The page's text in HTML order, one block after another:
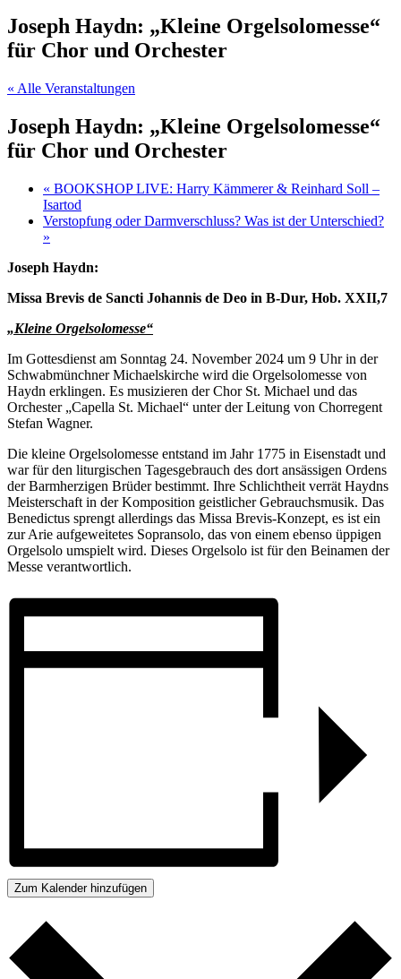
Joseph Haydn: „Kleine Orgelsolomesse“
für Chor und Orchester
« Alle Veranstaltungen
Joseph Haydn: „Kleine Orgelsolomesse“
für Chor und Orchester
« BOOKSHOP LIVE: Harry Kämmerer & Reinhard Soll –
Isartod
Verstopfung oder Darmverschluss? Was ist der Unterschied?
»
Joseph Haydn:
Missa Brevis de Sancti Johannis de Deo in B-Dur, Hob. XXII,7
„Kleine Orgelsolomesse“
Im Gottesdienst am Sonntag 24. November 2024 um 9 Uhr in der
Schwabmünchner Michaelskirche wird die Orgelsolomesse von
Haydn erklingen. Es musizieren der Chor St. Michael und das
Orchester „Capella St. Michael“ unter der Leitung von Chorregent
Stefan Wagner.
Die kleine Orgelsolomesse entstand im Jahr 1775 in Eisenstadt und
war für den liturgischen Tagesgebrauch des dort ansässigen Ordens
der Barmherzigen Brüder bestimmt. Ihre Schlichtheit verrät Haydns
Meisterschaft in der Komposition geistlicher Gebrauchsmusik. Das
Benedictus sprengt allerdings das Missa Brevis-Konzept, es ist ein
zur Arie aufgeweitetes Sopransolo, das von einem ebenso üppigen
Orgelsolo umspielt wird. Dieses Orgelsolo ist für den Beinamen der
Messe verantwortlich.
Zum Kalender hinzufügen